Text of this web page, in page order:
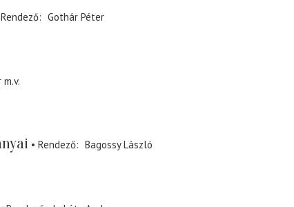
Rendező
Gothár Péter
m.v.
Rendező
Bagossy László